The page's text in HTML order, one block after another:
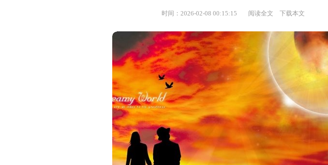
时间：2026-02-08 00:15:15 阅读全文 下载本文